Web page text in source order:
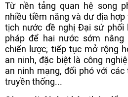
Từ nền tảng quan hệ song
nhiều tiềm năng và dư địa
tịch nước đề nghị Đại sứ phối
pháp để hai nước sớm
chiến lược; tiếp tục mở rộng
an ninh, đặc biệt là công
an ninh mạng, đối phó với
truyền thống...